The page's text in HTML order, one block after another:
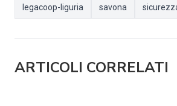
legacoop-liguria savona
ARTICOLI CORRELATI